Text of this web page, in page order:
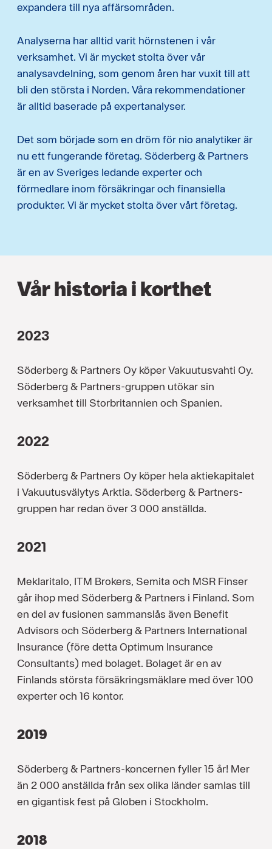
expandera till nya affärsområden.
Analyserna har alltid varit hörnstenen i vår
verksamhet. Vi är mycket stolta över vår
analysavdelning, som genom åren har vuxit till att
bli den största i Norden. Våra rekommendationer
är alltid baserade på expertanalyser.
Det som började som en dröm för nio analytiker är
nu ett fungerande företag. Söderberg & Partners
är en av Sveriges ledande experter och
förmedlare inom försäkringar och finansiella
produkter. Vi är mycket stolta över vårt företag.
Vår historia i korthet
2023
Söderberg & Partners Oy köper Vakuutusvahti Oy.
Söderberg & Partners-gruppen utökar sin
verksamhet till Storbritannien och Spanien.
2022
Söderberg & Partners Oy köper hela aktiekapitalet
i Vakuutusvälytys Arktia. Söderberg & Partners-
gruppen har redan över 3 000 anställda.
2021
Meklaritalo, ITM Brokers, Semita och MSR Finser
går ihop med Söderberg & Partners i Finland. Som
en del av fusionen sammanslås även Benefit
Advisors och Söderberg & Partners International
Insurance (före detta Optimum Insurance
Consultants) med bolaget. Bolaget är en av
Finlands största försäkringsmäklare med över 100
experter och 16 kontor.
2019
Söderberg & Partners-koncernen fyller 15 år! Mer
än 2 000 anställda från sex olika länder samlas till
en gigantisk fest på Globen i Stockholm.
2018